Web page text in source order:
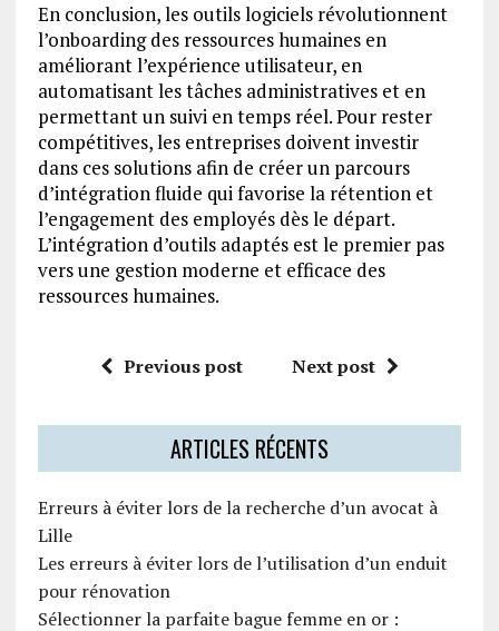
En conclusion, les outils logiciels révolutionnent
l’onboarding des ressources humaines en
améliorant l’expérience utilisateur, en
automatisant les tâches administratives et en
permettant un suivi en temps réel. Pour rester
compétitives, les entreprises doivent investir
dans ces solutions afin de créer un parcours
d’intégration fluide qui favorise la rétention et
l’engagement des employés dès le départ.
L’intégration d’outils adaptés est le premier pas
vers une gestion moderne et efficace des
ressources humaines.
Previous post Next post
ARTICLES RÉCENTS
Erreurs à éviter lors de la recherche d’un avocat à
Lille
Les erreurs à éviter lors de l’utilisation d’un enduit
pour rénovation
Sélectionner la parfaite bague femme en or :